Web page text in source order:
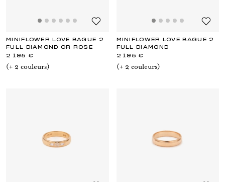
MINIFLOWER LOVE BAGUE 2
FULL DIAMOND OR ROSE
2 195 €
(+ 2 couleurs)
MINIFLOWER LOVE BAGUE 2
FULL DIAMOND
2 195 €
(+ 2 couleurs)